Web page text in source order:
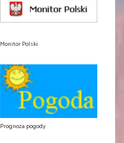
Monitor Polski
Prognoza pogody